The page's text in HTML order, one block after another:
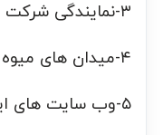
۳-نمایندگی شرکت های تجاری
۴-میدان های میوه و تره بار
۵-وب سایت های اینترنتی